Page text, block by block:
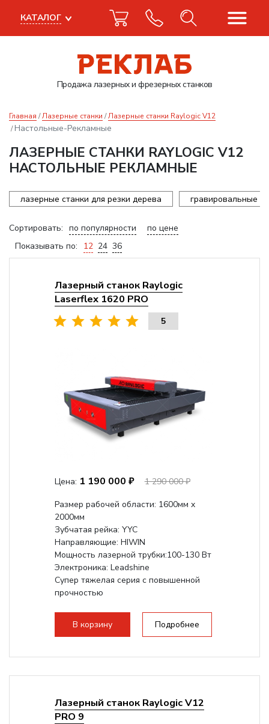
Продажа лазерныхи фрезерных станков
КАТАЛОГ
Главная Лазерные станки Лазерные станки Raylogic V12
Настольные-Рекламные
ЛАЗЕРНЫЕ СТАНКИ RAYLOGIC V12
НАСТОЛЬНЫЕ РЕКЛАМНЫЕ
лазерные станки для резки дерева гравировальные
Сортировать: по популярности
по цене
Показывать по:
12 24 36
Лазерный станок Raylogic
Laserflex 1620 PRO
5
Цена: 1 190 000 ₽
1 290 000 ₽
Размер рабочей области: 1600мм x
2000мм
Зубчатая рейка: YYC
Направляющие: HIWIN
Мощность лазерной трубки:100-130 Вт
Электроника: Leadshine
Супер тяжелая серия с повышенной
прочностью
В корзину Подробнее
Лазерный станок Raylogic V12
PRO 9